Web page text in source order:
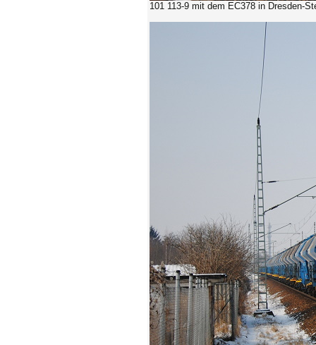
101 113-9 mit dem EC378 in Dresden-